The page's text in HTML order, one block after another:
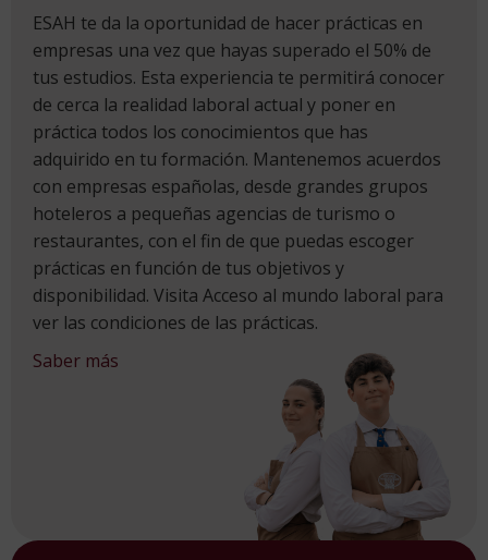
ESAH te da la oportunidad de hacer prácticas en
empresas una vez que hayas superado el 50% de
tus estudios. Esta experiencia te permitirá conocer
de cerca la realidad laboral actual y poner en
práctica todos los conocimientos que has
adquirido en tu formación. Mantenemos acuerdos
con empresas españolas, desde grandes grupos
hoteleros a pequeñas agencias de turismo o
restaurantes, con el fin de que puedas escoger
prácticas en función de tus objetivos y
disponibilidad. Visita Acceso al mundo laboral para
ver las condiciones de las prácticas.
Saber más